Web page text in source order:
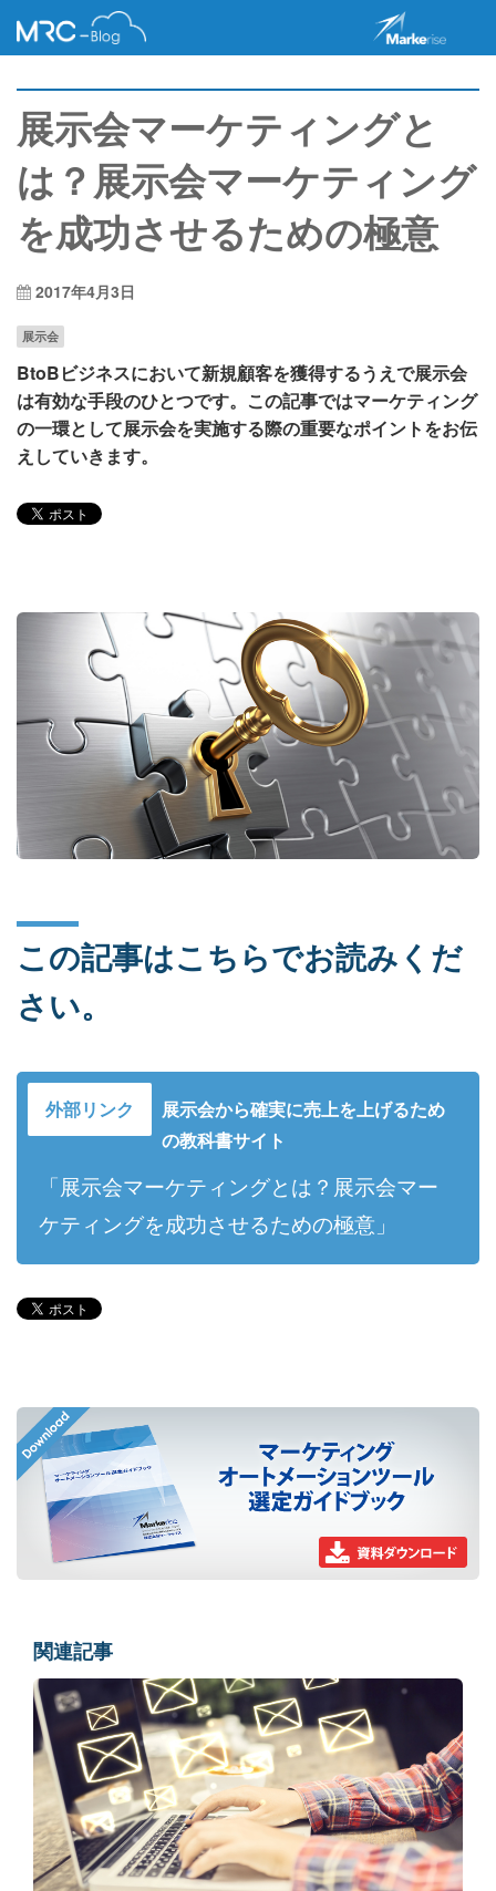
展示会マーケティングと
は？展示会マーケティング
を成功させるための極意
2017年4月3日
展示会
BtoBビジネスにおいて新規顧客を獲得するうえで展示会
は有効な手段のひとつです。この記事ではマーケティング
の一環として展示会を実施する際の重要なポイントをお伝
えしていきます。
この記事はこちらでお読みくだ
さい。
展示会から確実に売上を上げるため
の教科書サイト
「展示会マーケティングとは？展示会マー
ケティングを成功させるための極意」
関連記事